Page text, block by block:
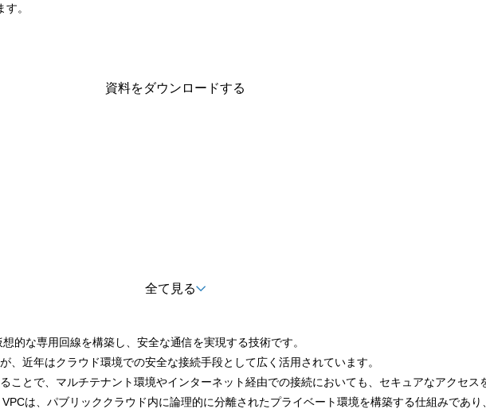
す。
資料をダウンロードする
全て見る
的な専用回線を構築し、安全な通信を実現する技術です。
近年はクラウド環境での安全な接続手段として広く活用されています。
ことで、マルチテナント環境やインターネット経由での接続においても、セキュアなアクセス
は、パブリッククラウド内に論理的に分離されたプライベート環境を構築する仕組みであり